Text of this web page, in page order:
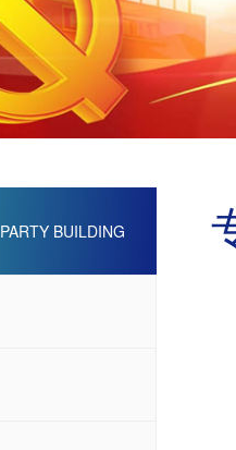
PARTY BUILDING